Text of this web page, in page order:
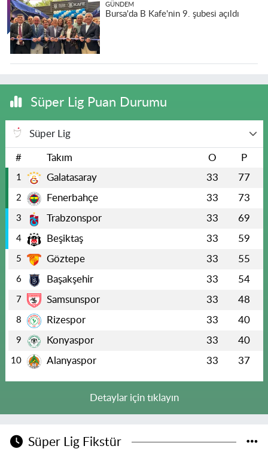
GÜNDEM
Bursa'da B Kafe'nin 9. şubesi açıldı
Süper Lig Puan Durumu
Süper Lig
# Takım O P
1 Galatasaray 33 77
2 Fenerbahçe 33 73
3 Trabzonspor 33 69
4 Beşiktaş 33 59
5 Göztepe 33 55
6 Başakşehir 33 54
7 Samsunspor 33 48
8 Rizespor 33 40
9 Konyaspor 33 40
10 Alanyaspor 33 37
Detaylar için tıklayın
Süper Lig Fikstür